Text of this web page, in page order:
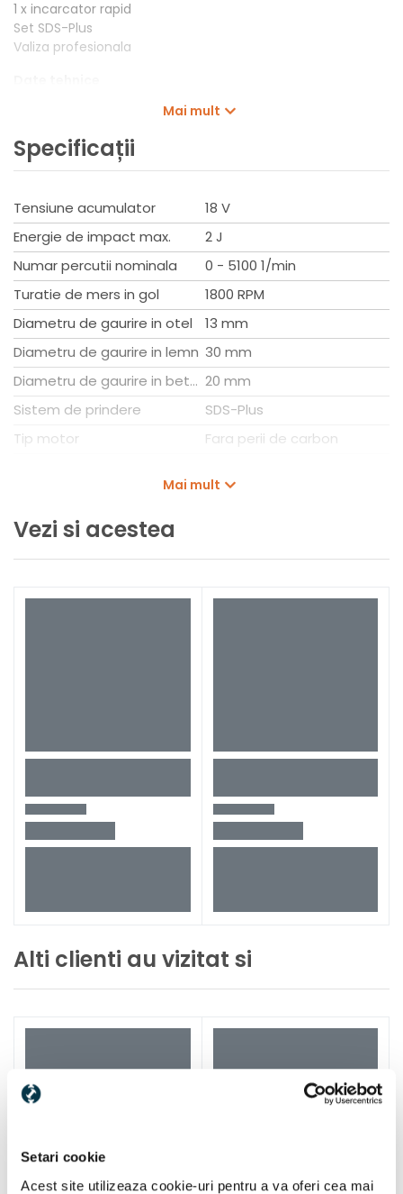
Setari cookie
Acest site utilizeaza cookie-uri pentru a va oferi cea mai
1 x incarcator rapid
Set SDS-Plus
Valiza profesionala
Energie de percutie, max. 2 J
Numar percutii la turatia nominala 0 – 5.100 percutii/min
Turatie nominala 0 – 1.800 rpm
Sistem de prindere SDS plus
percutie 4 – 20 mm
Domeniu de utilizare optim beton cu burghie pentru
gaurire cu percutie 6 – 10 mm
Diametru max. de gaurire in metal 13 mm
Diam. max. gaurire lemn 30 mm
Greutate excl. acumulator 2,3 kg
Mai mult
Specificații
Tensiune acumulator
18 V
Energie de impact max.
2 J
Numar percutii nominala
0 - 5100 1/min
Turatie de mers in gol
1800 RPM
Diametru de gaurire in otel
13 mm
Diametru de gaurire in lemn 30 mm
Diametru de gaurire in beton 20 mm
Sistem de prindere
SDS-Plus
Tip motor
Fara perii de carbon
18V
Configuratie produs
Ambalaj
In valiza
Mai mult
Vezi si acestea
Alti clienti au vizitat si